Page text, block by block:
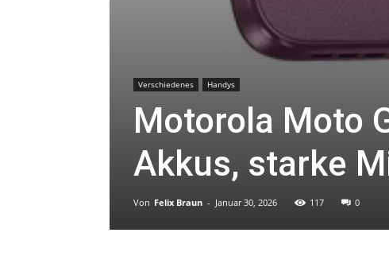
Verschiedenes Handys
Motorola Moto
Akkus, starke
Von Felix Braun - Januar 30, 2026 117 0